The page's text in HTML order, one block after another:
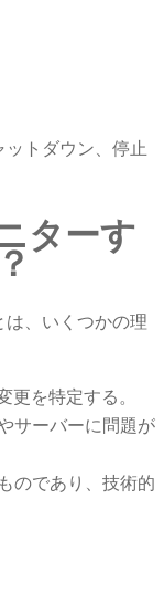
トダウン、停止
ターす
、いくつかの理
更を特定する。
サーバーに問題が
のであり、技術的